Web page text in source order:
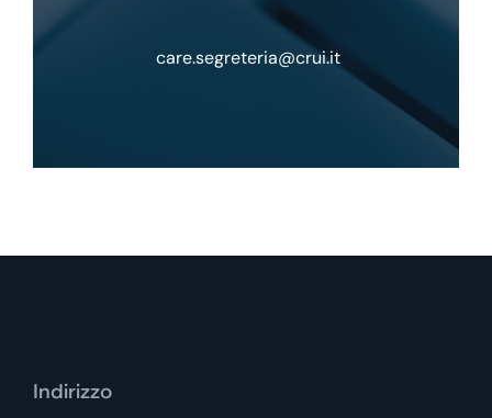
care.segreteria@crui.it
Indirizzo